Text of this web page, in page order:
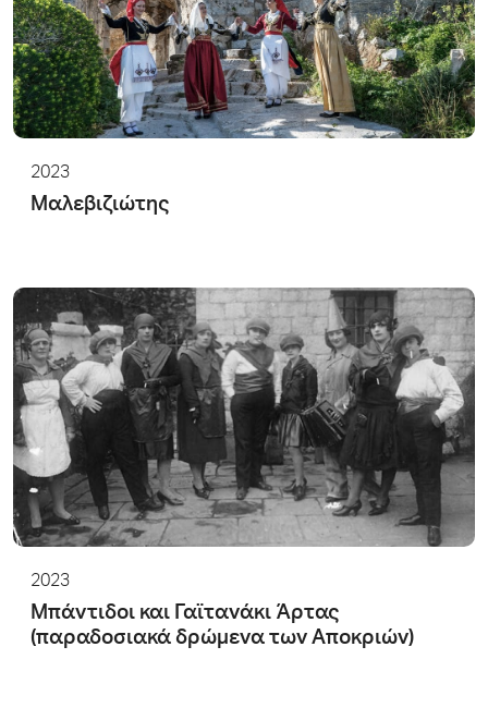
2023
Μαλεβιζιώτης
2023
Μπάντιδοι και Γαϊτανάκι Άρτας
(παραδοσιακά δρώμενα των Αποκριών)